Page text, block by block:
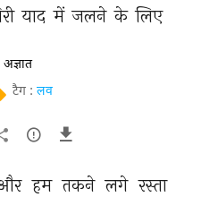
याद में जलने के लिए
अज्ञात
टैग : लव
हम तकने लगे रस्ता